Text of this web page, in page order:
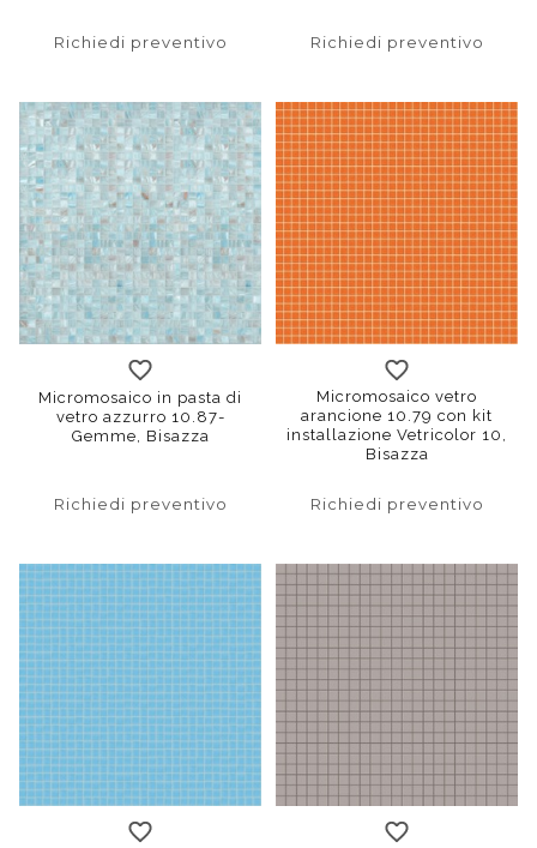
Richiedi preventivo Richiedi preventivo
Micromosaico in pasta di
vetro azzurro 10.87-
Gemme, Bisazza
Richiedi preventivo
Micromosaico vetro
arancione 10.79 con kit
installazione Vetricolor 10,
Bisazza
Richiedi preventivo